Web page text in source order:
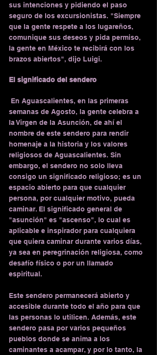
sus intenciones y pidiendo el paso
seguro de los excursionistas. "Siempre
que la gente respete a los lugareños,
comunique sus deseos y pida permiso,
la gente en México te recibirá con los
brazos abiertos", dijo Luigi.
El significado del sendero
semanas de Agosto, la gente celebra a
la Virgen de la Asunción, de ahí el
nombre de este sendero para rendir
homenaje a la historia y los valores
religiosos de Aguascalientes. Sin
embargo, el sendero no solo lleva
consigo un significado religioso; es un
espacio abierto para que cualquier
persona, por cualquier motivo, pueda
caminar. El significado general de
"asunción" es "ascenso", lo cual es
aplicable e inspirador para cualquiera
que quiera caminar durante varios días,
ya sea en peregrinación religiosa, como
desafío físico o por un llamado
espiritual.
Este sendero permanecerá abierto y
accesible durante todo el año para que
las personas lo utilicen. Además, este
sendero pasa por varios pequeños
pueblos donde se anima a los
caminantes a acampar, y por lo tanto, la